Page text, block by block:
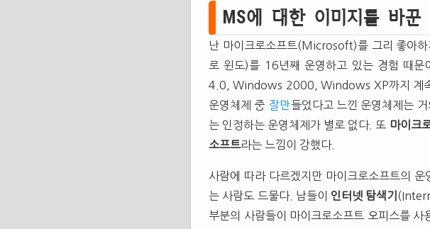
MS에 대한 이미지를 바꾼
난 마이크로소프트(Microsoft)를 그리 좋아하
로 윈도)를 16년째 운영하고 있는 경험
4.0, Windows 2000, Windows XP까지 계속
운영체제 중 잘만들었다고 느낀 운영체제는
는 인정하는 운영체제가 별로 없다. 또 마이크
소프트라는 느낌이 강했다.
사람에 따라 다르겠지만 마이크로소프트의
는 사람도 드물다. 남들이 인터넷 탐색기
부분의 사람들이 마이크로소프트 오피스를